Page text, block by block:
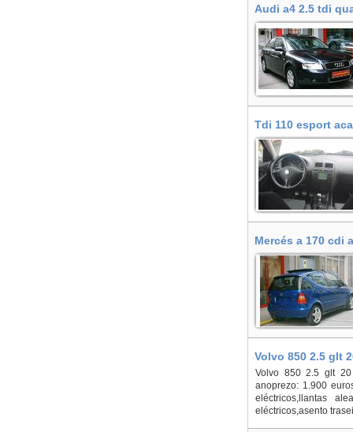
Audi a4 2.5 tdi
Tdi 110 esport
Mercés a 170 cdi
Volvo 850 2.5 glt
Volvo 850 2.5 glt 20
anoprezo: 1.900
eléctricos,llantas
eléctricos,asento